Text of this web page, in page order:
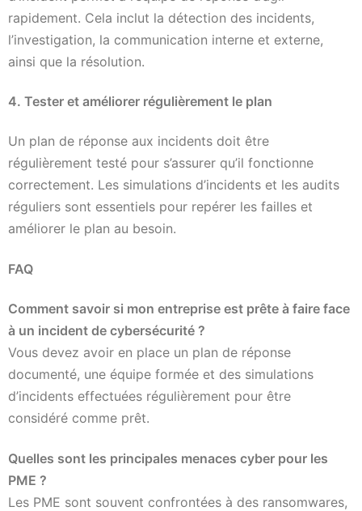
rapidement. Cela inclut la détection des incidents,
l’investigation, la communication interne et externe,
ainsi que la résolution.
4. Tester et améliorer régulièrement le plan
Un plan de réponse aux incidents doit être
régulièrement testé pour s’assurer qu’il fonctionne
correctement. Les simulations d’incidents et les audits
réguliers sont essentiels pour repérer les failles et
améliorer le plan au besoin.
FAQ
Comment savoir si mon entreprise est prête à faire face
à un incident de cybersécurité ?
Vous devez avoir en place un plan de réponse
documenté, une équipe formée et des simulations
d’incidents effectuées régulièrement pour être
considéré comme prêt.
Quelles sont les principales menaces cyber pour les
PME ?
Les PME sont souvent confrontées à des ransomwares,